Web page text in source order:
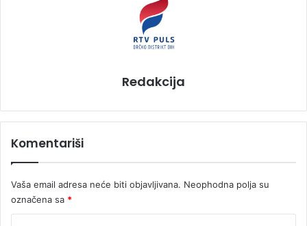
Redakcija
Komentariši
Vaša email adresa neće biti objavljivana. Neophodna polja su
označena sa *